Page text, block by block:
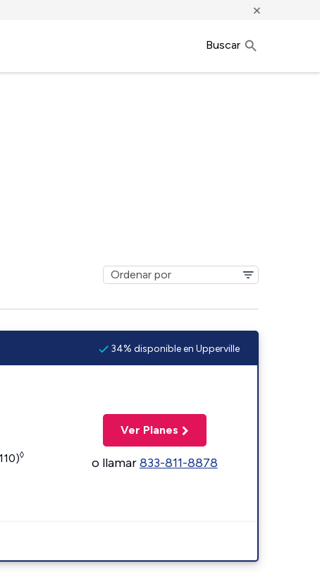
×
Buscar
34% disponible en Upperville
◊
Ver Planes
o llamar833-811-8878